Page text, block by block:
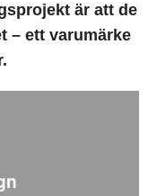
är att de
– ett varumärke